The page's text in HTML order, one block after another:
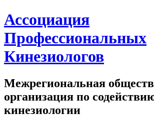
Ассоциация
Профессиональных
Кинезиологов
Межрегиональная
организация по
кинезиологии